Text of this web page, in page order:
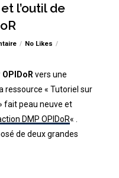
l’outil de
No Likes
vers une
ressource « Tutoriel sur
fait peau neuve et
DMP OPIDoR« .
de deux grandes